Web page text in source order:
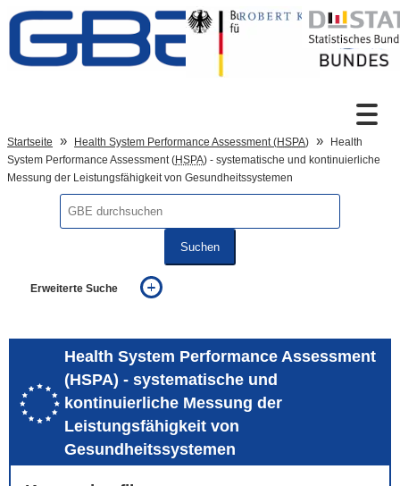
Zum Inhalt
Sprachumschaltung
Startseite Health System Performance Assessment (HSPA)
Health
System Performance Assessment (HSPA) - systematische und kontinuierliche
Messung der Leistungsfähigkeit von Gesundheitssystemen
Suchen
Erweiterte Suche
auch in allen Texten suchen (Volltextsuche)
auch Synonyme einbeziehen
auch ähnlich geschriebenes einbeziehen
Health System Performance Assessment
(HSPA) - systematische und
kontinuierliche Messung der
Leistungsfähigkeit von
Gesundheitssystemen